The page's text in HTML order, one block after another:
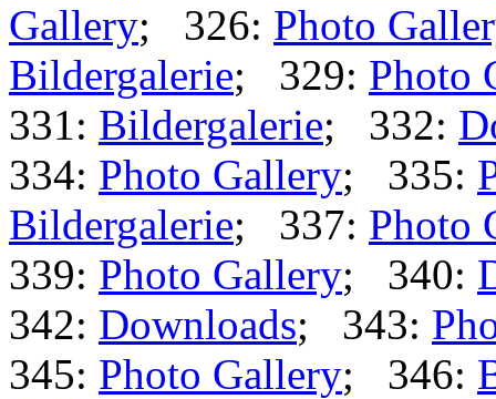
Gallery; 326: Photo
Bildergalerie; 329: Photo
331: Bildergalerie; 332:
334: Photo Gallery; 335:
Bildergalerie; 337: Photo
339: Photo Gallery; 340:
342: Downloads; 343:
345: Photo Gallery; 346: